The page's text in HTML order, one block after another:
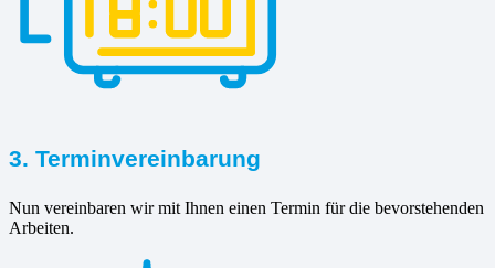
3. Terminvereinbarung
Nun vereinbaren wir mit Ihnen einen Termin für die bevorstehenden
Arbeiten.